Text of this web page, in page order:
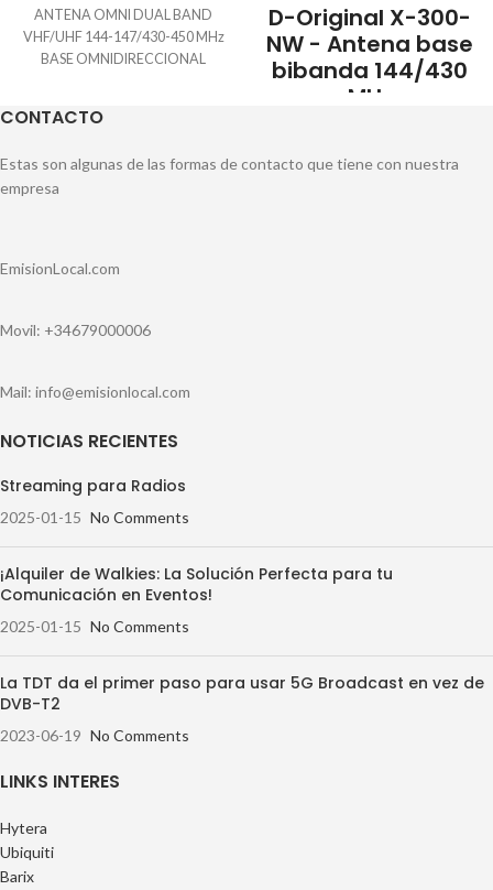
ANTENA OMNI DUAL BAND
VHF/UHF 144⁠-⁠147/430⁠-⁠450 MHz
BASE OMNIDIRECCIONAL
D-Original X-300-
NW - Antena base
bibanda 144/430
MHz
CONTACTO
Estas son algunas de las formas de contacto que tiene con nuestra
empresa
EmisionLocal.com
Movil: +34679000006
Mail: info@emisionlocal.com
NOTICIAS RECIENTES
Streaming para Radios
2025-01-15 No Comments
¡Alquiler de Walkies: La Solución Perfecta para tu
Comunicación en Eventos!
2025-01-15 No Comments
La TDT da el primer paso para usar 5G Broadcast en vez de
DVB-T2
2023-06-19 No Comments
LINKS INTERES
Hytera
Ubiquiti
Barix